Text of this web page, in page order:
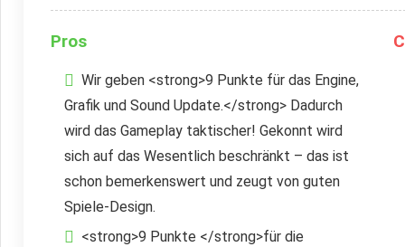
Pros
Wir geben <strong>9 Punkte für das Engine,
Grafik und Sound Update.</strong> Dadurch
wird das Gameplay taktischer! Gekonnt wird
sich auf das Wesentlich beschränkt – das ist
schon bemerkenswert und zeugt von guten
Spiele-Design.
<strong>9 Punkte </strong>für die